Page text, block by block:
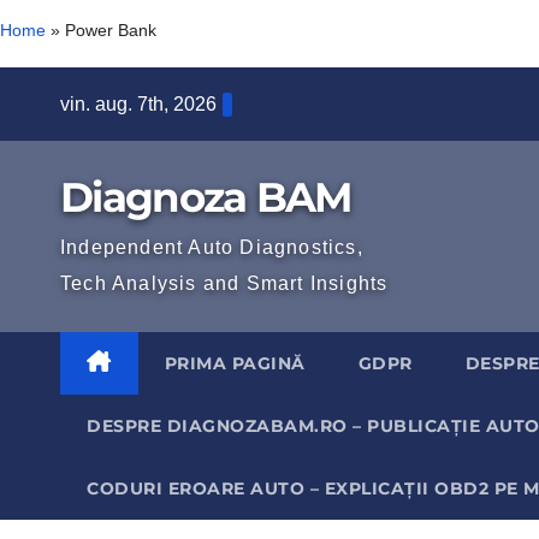
Home » Power Bank
vin. aug. 7th, 2026
Diagnoza BAM
Independent Auto Diagnostics,
Tech Analysis and Smart Insights
PRIMA PAGINĂ GDPR
DESPRE DIAGNOZABAM.RO – PUBLICAȚIE
CODURI EROARE AUTO – EXPLICAȚII OBD2 PE